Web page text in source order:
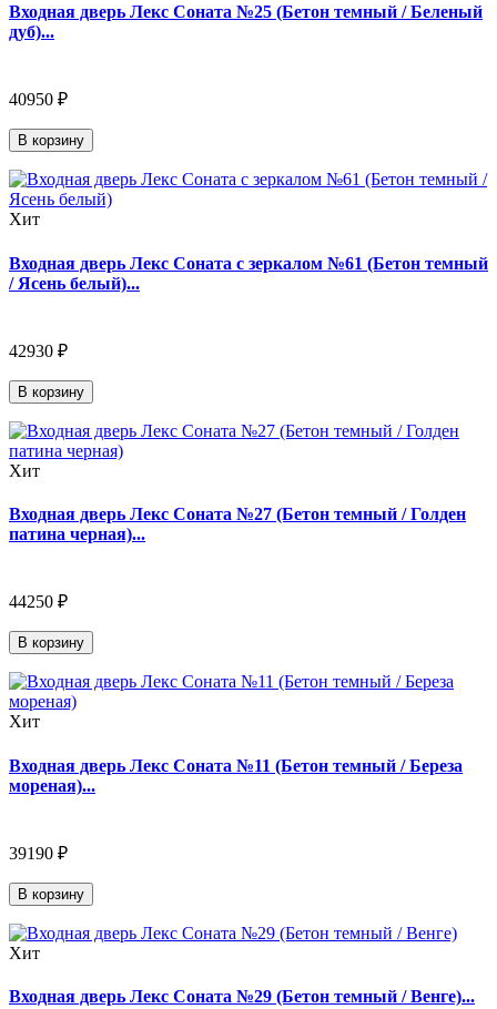
Входная дверь Лекс Соната №25 (Бетон темный / Беленый
дуб)...
40950 ₽
В корзину
Хит
Входная дверь Лекс Соната с зеркалом №61 (Бетон темный
/ Ясень белый)...
42930 ₽
В корзину
Хит
Входная дверь Лекс Соната №27 (Бетон темный / Голден
патина черная)...
44250 ₽
В корзину
Хит
Входная дверь Лекс Соната №11 (Бетон темный / Береза
мореная)...
39190 ₽
В корзину
Хит
Входная дверь Лекс Соната №29 (Бетон темный / Венге)...